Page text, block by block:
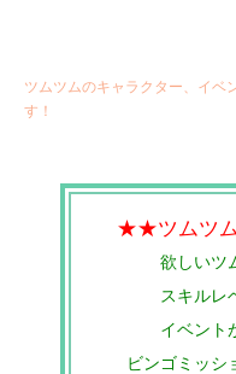
ツムツムのキャラクター、イベ
す！
★★ツムツ
欲しいツ
スキルレ
イベント
ビンゴミッシ